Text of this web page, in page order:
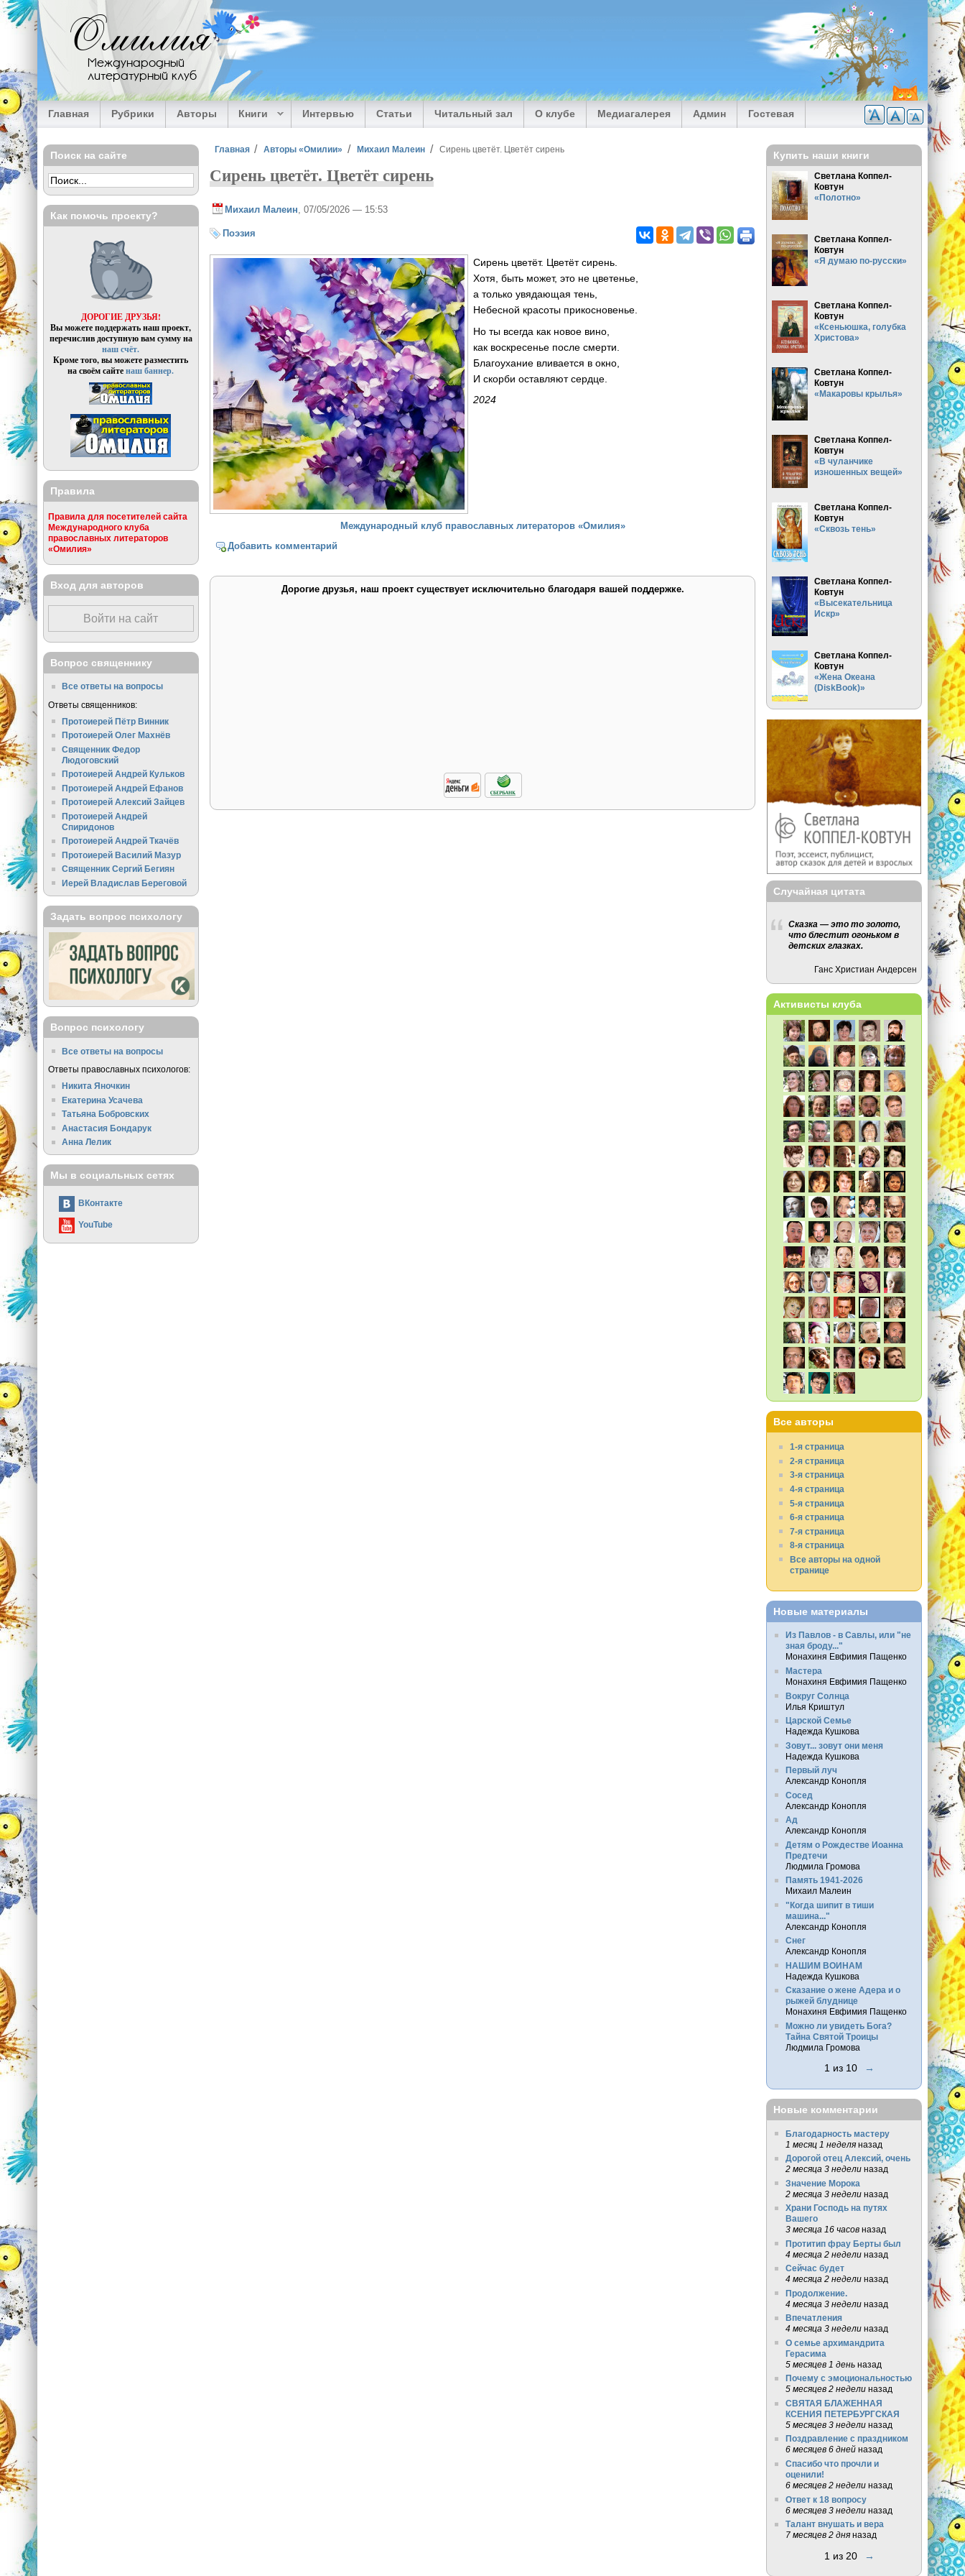
Перейти к основному содержанию
Омилия
Международный
литературный клуб
Главная Рубрики Авторы Книги Интервью Статьи Читальный зал О клубе Медиагалерея Админ Гостевая
Вы здесь
Главная Авторы «Омилии» Михаил Малеин Сирень цветёт. Цветёт сирень
Сирень цветёт. Цветёт сирень
Михаил Малеин , 07/05/2026 — 15:53
Поэзия
Сирень цветёт. Цветёт сирень.
Хотя, быть может, это не цветенье,
а только увядающая тень,
Небесной красоты прикосновенье.
Но ты всегда как новое вино,
как воскресенье после смерти.
Благоухание вливается в окно,
И скорби оставляют сердце.
2024
Международный клуб православных литераторов «Омилия»
Добавить комментарий
Дорогие друзья, наш проект существует исключительно благодаря вашей поддержке.
Поиск на сайте
Как помочь проекту?
ДОРОГИЕ ДРУЗЬЯ!
Вы можете поддержать наш проект,
перечислив доступную вам сумму на
наш счёт.
Кроме того, вы можете разместить
на своём сайтенаш баннер.
Правила
Правила для посетителей сайта
Международного клуба
православных литераторов
«Омилия»
Вход для авторов
Войти на сайт
Вопрос священнику
Все ответы на вопросы
Ответы священников:
Протоиерей Пётр Винник
Протоиерей Олег Махнёв
Священник Федор
Людоговский
Протоиерей Андрей Кульков
Протоиерей Андрей Ефанов
Протоиерей Алексий Зайцев
Протоиерей Андрей
Спиридонов
Протоиерей Андрей Ткачёв
Протоиерей Василий Мазур
Священник Сергий Бегиян
Иерей Владислав Береговой
Задать вопрос психологу
Вопрос психологу
Все ответы на вопросы
Ответы православных психологов:
Никита Яночкин
Екатерина Усачева
Татьяна Бобровских
Анастасия Бондарук
Анна Лелик
Мы в социальных сетях
ВКонтакте
YouTube
Купить наши книги
Светлана Коппел-
Ковтун
«Полотно»
Светлана Коппел-
Ковтун
«Я думаю по-русски»
Светлана Коппел-
Ковтун
«Ксеньюшка, голубка
Христова»
Светлана Коппел-
Ковтун
«Макаровы крылья»
Светлана Коппел-
Ковтун
«В чуланчике
изношенных вещей»
Светлана Коппел-
Ковтун
«Сквозь тень»
Светлана Коппел-
Ковтун
«Высекательница
Искр»
Светлана Коппел-
Ковтун
«Жена Океана
(DiskBook)»
Случайная цитата
Сказка — это то золото,
что блестит огоньком в
детских глазках.
Ганс Христиан Андерсен
Активисты клуба
Все авторы
1-я страница
2-я страница
3-я страница
4-я страница
5-я страница
6-я страница
7-я страница
8-я страница
Все авторы на одной
странице
Новые материалы
Из Павлов - в Савлы, или "не
зная броду..."
Монахиня Евфимия Пащенко
Мастера
Монахиня Евфимия Пащенко
Вокруг Солнца
Илья Криштул
Царской Семье
Надежда Кушкова
Зовут... зовут они меня
Надежда Кушкова
Первый луч
Александр Конопля
Сосед
Александр Конопля
Ад
Александр Конопля
Детям о Рождестве Иоанна
Предтечи
Людмила Громова
Память 1941-2026
Михаил Малеин
"Когда шипит в тиши
машина..."
Александр Конопля
Снег
Александр Конопля
НАШИМ ВОИНАМ
Надежда Кушкова
Сказание о жене Адера и о
рыжей блуднице
Монахиня Евфимия Пащенко
Можно ли увидеть Бога?
Тайна Святой Троицы
Людмила Громова
1 из 10 →
Новые комментарии
Благодарность мастеру
1 месяц 1 неделяназад
Дорогой отец Алексий, очень
2 месяца 3 неделиназад
Значение Морока
2 месяца 3 неделиназад
Храни Господь на путях
Вашего
3 месяца 16 часовназад
Протитип фрау Берты был
4 месяца 2 неделиназад
Сейчас будет
4 месяца 2 неделиназад
Продолжение.
4 месяца 3 неделиназад
Впечатления
4 месяца 3 неделиназад
О семье архимандрита
Герасима
5 месяцев 1 деньназад
Почему с эмоциональностью
5 месяцев 2 неделиназад
СВЯТАЯ БЛАЖЕННАЯ
КСЕНИЯ ПЕТЕРБУРГСКАЯ
5 месяцев 3 неделиназад
Поздравление с праздником
6 месяцев 6 днейназад
Спасибо что прочли и
оценили!
6 месяцев 2 неделиназад
Ответ к 18 вопросу
6 месяцев 3 неделиназад
Талант внушать и вера
7 месяцев 2 дняназад
1 из 20 →